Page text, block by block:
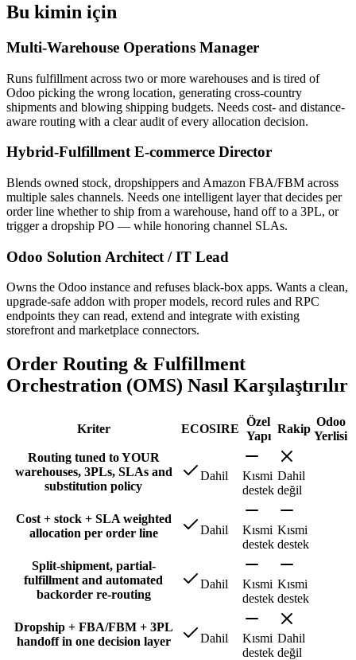
Bu kimin için
Multi-Warehouse Operations Manager
Runs fulfillment across two or more warehouses and is tired of
Odoo picking the wrong location, generating cross-country
shipments and blowing shipping budgets. Needs cost- and distance-
aware routing with a clear audit of every allocation decision.
Hybrid-Fulfillment E-commerce Director
Blends owned stock, dropshippers and Amazon FBA/FBM across
multiple sales channels. Needs one intelligent layer that decides per
order line whether to ship from a warehouse, hand off to a 3PL, or
trigger a dropship PO — while honoring channel SLAs.
Odoo Solution Architect / IT Lead
Owns the Odoo instance and refuses black-box apps. Wants a clean,
upgrade-safe addon with proper models, record rules and RPC
endpoints they can read, extend and integrate with existing
storefront and marketplace connectors.
Order Routing & Fulfillment
Orchestration (OMS) Nasıl Karşılaştırılır
Kriter ECOSIRE
Özel
Yapı
Rakip
Odoo
Yerlisi
Routing tuned to YOUR
warehouses, 3PLs, SLAs and
substitution policy
Dahil
Kısmi
destek
Dahil
değil
Cost + stock + SLA weighted
allocation per order line
Dahil
Kısmi
destek
Kısmi
destek
Split-shipment, partial-
fulfillment and automated
backorder re-routing
Dahil
Kısmi
destek
Kısmi
destek
Dropship + FBA/FBM + 3PL
handoff in one decision layer
Dahil
Kısmi
destek
Dahil
değil